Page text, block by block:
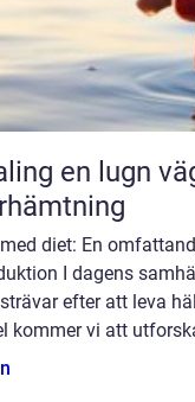
balans, energi och
diet: En
I dagens
efter att leva
kommer vi att